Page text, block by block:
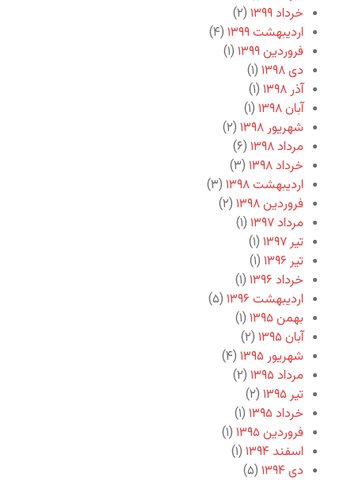
خرداد ۱۳۹۹
(۲)
اردیبهشت ۱۳۹۹
(۴)
فروردین ۱۳۹۹
(۱)
دی ۱۳۹۸
(۱)
آذر ۱۳۹۸
(۱)
آبان ۱۳۹۸
(۱)
شهریور ۱۳۹۸
(۲)
مرداد ۱۳۹۸
(۶)
خرداد ۱۳۹۸
(۳)
اردیبهشت ۱۳۹۸
(۳)
فروردین ۱۳۹۸
(۲)
مرداد ۱۳۹۷
(۱)
تیر ۱۳۹۷
(۱)
تیر ۱۳۹۶
(۱)
خرداد ۱۳۹۶
(۱)
اردیبهشت ۱۳۹۶
(۵)
بهمن ۱۳۹۵
(۱)
آبان ۱۳۹۵
(۲)
شهریور ۱۳۹۵
(۴)
مرداد ۱۳۹۵
(۲)
تیر ۱۳۹۵
(۲)
خرداد ۱۳۹۵
(۱)
فروردین ۱۳۹۵
(۱)
اسفند ۱۳۹۴
(۱)
دی ۱۳۹۴
(۵)